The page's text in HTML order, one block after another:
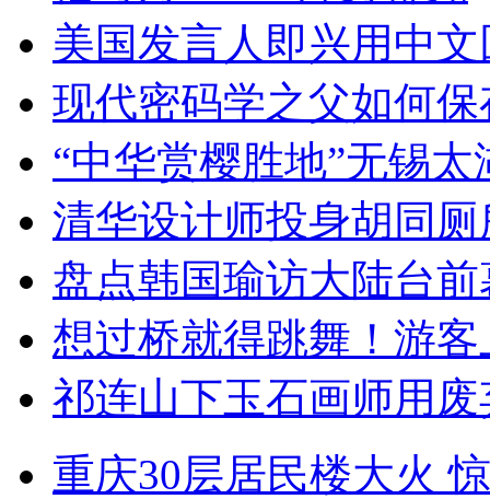
美国发言人即兴用中
现代密码学之父如何
“中华赏樱胜地”无锡
清华设计师投身胡同
盘点韩国瑜访大陆台
想过桥就得跳舞！游客
祁连山下玉石画师用
重庆30层居民楼大火